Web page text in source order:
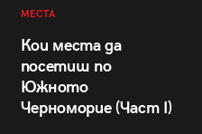
МЕСТА
Кои места да
посетиш по
Южното
Черноморие (Част I)